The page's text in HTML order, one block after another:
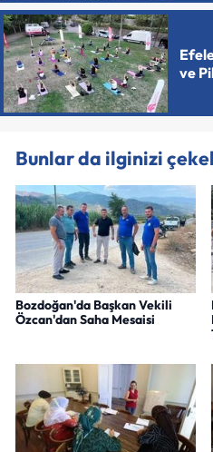
ve
Bunlar da ilginizi
Bozdoğan'da Başkan Vekili
Özcan'dan Saha Mesaisi